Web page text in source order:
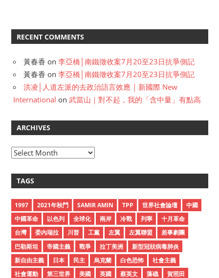
RECENT COMMENTS
黃春香 on 李亞橋│南鐵徵收案7月20至23日抗爭側記
黃春香 on 李亞橋│南鐵徵收案7月20至23日抗爭側記
洪凌│人道左派的去政治語言效應 | 新國際 New
International on 武當山｜對不起，我的「含中量」有點高
ARCHIVES
A
h
v
e
s
TAGS
1997 2021年秋鬥 SAMIR AMIN TPP 世界社會論壇
中國
中國革命
以色列 全球化 兩岸 冷戰 列寧
十月革命
台灣
委內瑞拉 川普 工黨 左翼 左翼聯盟
差事劇團
巴勒斯坦
帝國主義 戰爭 拉丁美洲
新型冠狀病毒肺炎
新自由主義
日本 民主 烏克蘭 白色恐怖
社會主義
社會運動
第三世界 美國 英國 蔡英文 藻礁 賀照田